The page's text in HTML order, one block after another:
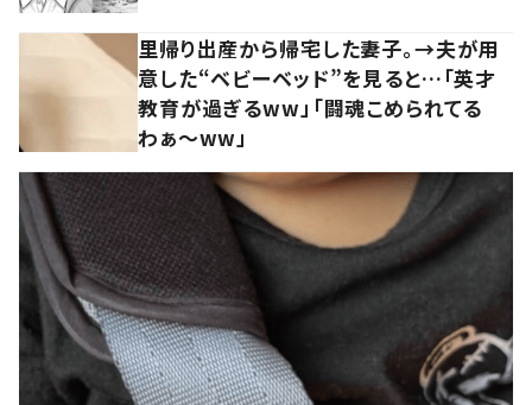
里帰り出産から帰宅した妻子。→夫が用
意した“ベビーベッド”を見ると…「英才
教育が過ぎるww」「闘魂こめられてる
わぁ～ww」